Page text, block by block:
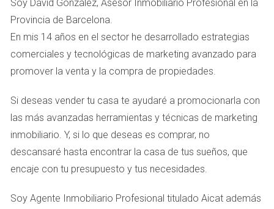
2. Restaurantes imprescindibles: De tapas a alta
Barcelona es conocida por su variada oferta de
tradicionales hasta los templos de alta gastronomía.
Barcelona es el hogar de algunos de los mejores
restaurantes del mundo:
Celler de Can Roca:
Innovación y tradición en un
menú que sorprende a cada bocado.
Soy David González, Asesor Inmobiliario Profesional en la
Provincia de Barcelona.
En mis 14 años en el sector he desarrollado estrategias
comerciales y tecnológicas de marketing avanzado para
promover la venta y la compra de propiedades.
Si deseas vender tu casa te ayudaré a promocionarla con
las más avanzadas herramientas y técnicas de marketing
inmobiliario. Y, si lo que deseas es comprar, no
descansaré hasta encontrar la casa de tus sueños, que
encaje con tu presupuesto y tus necesidades.
Soy Agente Inmobiliario Profesional titulado Aicat además